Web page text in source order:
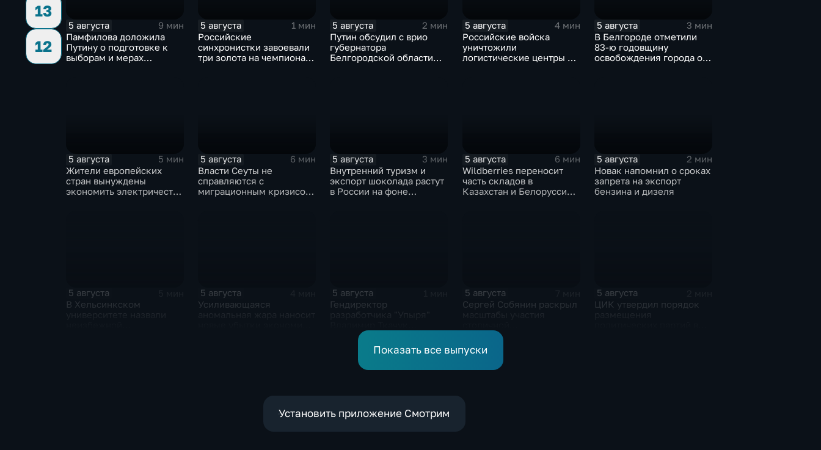
13
12
5 августа
9 мин
Памфилова доложила
Путину о подготовке к
выборам и мерах
5 августа
1 мин
Российские
синхронистки завоевали
три золота на чемпионате
5 августа
2 мин
Путин обсудил с врио
губернатора
Белгородской области
5 августа
4 мин
Российские войска
уничтожили
логистические центры на
5 августа
3 мин
В Белгороде отметили
83-ю годовщину
освобождения города от
5 августа
5 мин
Жители европейских
стран вынуждены
экономить электричество
5 августа
6 мин
Власти Сеуты не
справляются с
миграционным кризисом
5 августа
3 мин
Внутренний туризм и
экспорт шоколада растут
в России на фоне
5 августа
6 мин
Wildberries переносит
часть складов в
Казахстан и Белоруссию
5 августа
2 мин
Новак напомнил о сроках
запрета на экспорт
бензина и дизеля
5 августа
В Хельсинкском
5 августа
Усиливающаяся
5 августа
Гендиректор
пострадал при подрыве
автомобиля
5 августа
Сергей Собянин раскрыл
промышленности и
медицины в поддержке
СВО
5 августа
ЦИК утвердил порядок
Показать все выпуски
Установить приложение Смотрим